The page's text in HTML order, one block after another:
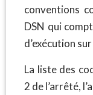
conventions
DSN qui
d’exécution
La liste des
2 de l’arrêté,